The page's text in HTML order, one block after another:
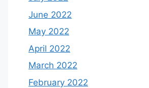
June 2022
May 2022
April 2022
March 2022
February 2022